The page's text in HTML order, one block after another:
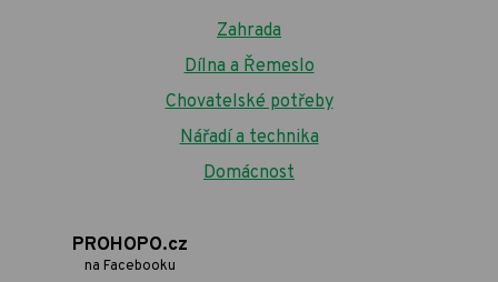
Zahrada
Dílna a Řemeslo
Chovatelské potřeby
Nářadí a technika
Domácnost
PROHOPO.cz
na Facebooku